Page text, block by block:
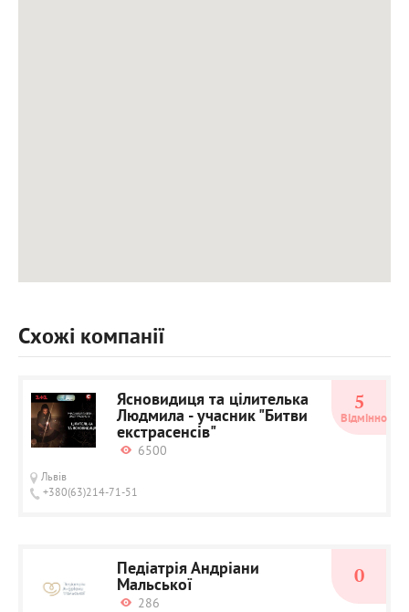
Схожі компанії
Ясновидиця та цілителька
Людмила - учасник "Битви
екстрасенсів"
6500
Львів
+380(63)214-71-51
5
Відмінно
Педіатрія Андріани
Мальської
286
0